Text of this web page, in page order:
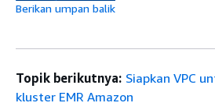
Berikan umpan balik
Topik berikutnya: Siapkan VPC
kluster EMR Amazon